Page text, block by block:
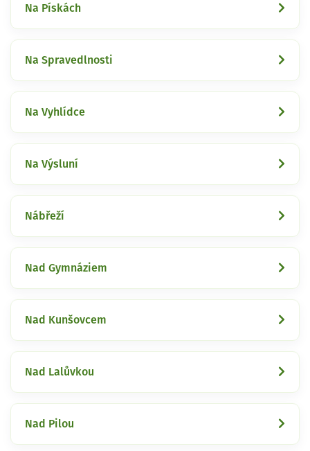
Na Pískách
Na Spravedlnosti
Na Vyhlídce
Na Výsluní
Nábřeží
Nad Gymnáziem
Nad Kunšovcem
Nad Lalůvkou
Nad Pilou